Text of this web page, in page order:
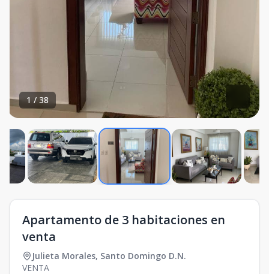
1 /38
Apartamento de 3 habitaciones en
venta
Julieta Morales, Santo Domingo D.N.
VENTA